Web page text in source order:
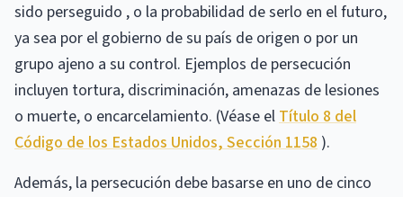
sido perseguido , o la probabilidad de serlo en el futuro,
ya sea por el gobierno de su país de origen o por un
grupo ajeno a su control. Ejemplos de persecución
incluyen tortura, discriminación, amenazas de lesiones
o muerte, o encarcelamiento. (Véase elTítulo 8 del
Código de los Estados Unidos, Sección 1158 ).
Además, la persecución debe basarse en uno de cinco